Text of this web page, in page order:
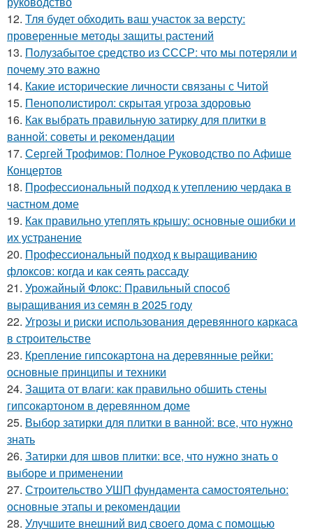
12. Тля будет обходить ваш участок за версту:
проверенные методы защиты растений
13. Полузабытое средство из СССР: что мы потеряли и
почему это важно
14. Какие исторические личности связаны с Читой
15. Пенополистирол: скрытая угроза здоровью
16. Как выбрать правильную затирку для плитки в
ванной: советы и рекомендации
17. Сергей Трофимов: Полное Руководство по Афише
Концертов
18. Профессиональный подход к утеплению чердака в
частном доме
19. Как правильно утеплять крышу: основные ошибки и
их устранение
20. Профессиональный подход к выращиванию
флоксов: когда и как сеять рассаду
21. Урожайный Флокс: Правильный способ
выращивания из семян в 2025 году
22. Угрозы и риски использования деревянного каркаса
в строительстве
23. Крепление гипсокартона на деревянные рейки:
основные принципы и техники
24. Защита от влаги: как правильно обшить стены
гипсокартоном в деревянном доме
25. Выбор затирки для плитки в ванной: все, что нужно
знать
26. Затирки для швов плитки: все, что нужно знать о
выборе и применении
27. Строительство УШП фундамента самостоятельно:
основные этапы и рекомендации
28. Улучшите внешний вид своего дома с помощью